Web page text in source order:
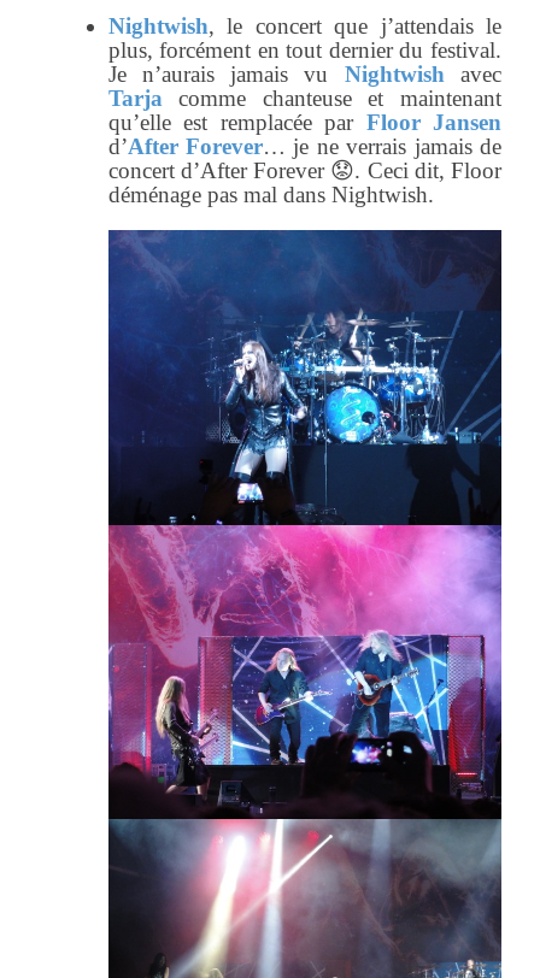
Nightwish, le concert que j’attendais le
plus, forcément en tout dernier du festival.
Je n’aurais jamais vu Nightwish avec
Tarja comme chanteuse et maintenant
qu’elle est remplacée par Floor Jansen
d’After Forever… je ne verrais jamais de
concert d’After Forever 😟. Ceci dit, Floor
déménage pas mal dans Nightwish.